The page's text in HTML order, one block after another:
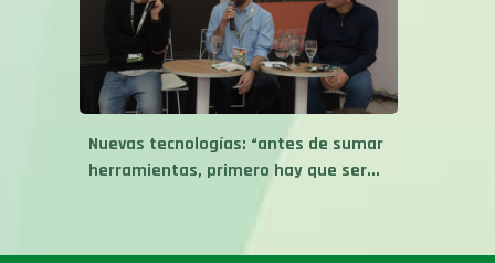
Nuevas tecnologías: “antes de sumar
herramientas, primero hay que ser...